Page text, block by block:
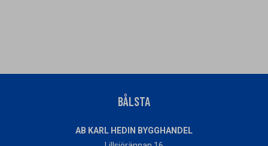
BÅLSTA
AB KARL HEDIN BYGGHANDEL